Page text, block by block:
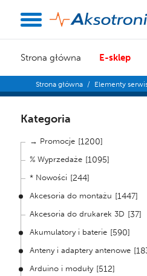
Strona główna E-sklep
Strona główna / Elementy
Kategoria
→ Promocje [1200]
% Wyprzedaże [1095]
* Nowości [244]
Akcesoria do montażu [1447]
Akcesoria do drukarek 3D [37]
Akumulatory i baterie [590]
Anteny i adaptery antenowe
Arduino i moduły [512]